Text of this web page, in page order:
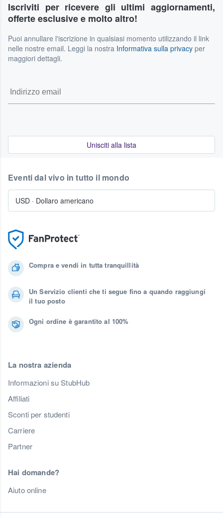
Iscriviti per ricevere gli ultimi aggiornamenti,
offerte esclusive e molto altro!
Puoi annullare l'iscrizione in qualsiasi momento utilizzando il link
nelle nostre email. Leggi la nostra Informativa sulla privacy per
maggiori dettagli.
Unisciti alla lista
Compra e vendi in tutta tranquillità
Un Servizio clienti che ti segue fino a quando raggiungi
il tuo posto
Ogni ordine è garantito al 100%
La nostra azienda
Informazioni su StubHub
Affiliati
Sconti per studenti
Carriere
Partner
Hai domande?
Aiuto online
Eventi dal vivo in tutto il mondo
USD · Dollaro americano